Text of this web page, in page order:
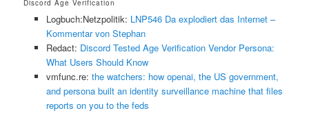
Discord Age Verification
Logbuch:Netzpolitik: LNP546 Da explodiert das Internet –
Kommentar von Stephan
Redact: Discord Tested Age Verification Vendor Persona:
What Users Should Know
vmfunc.re: the watchers: how openai, the US government,
and persona built an identity surveillance machine that files
reports on you to the feds